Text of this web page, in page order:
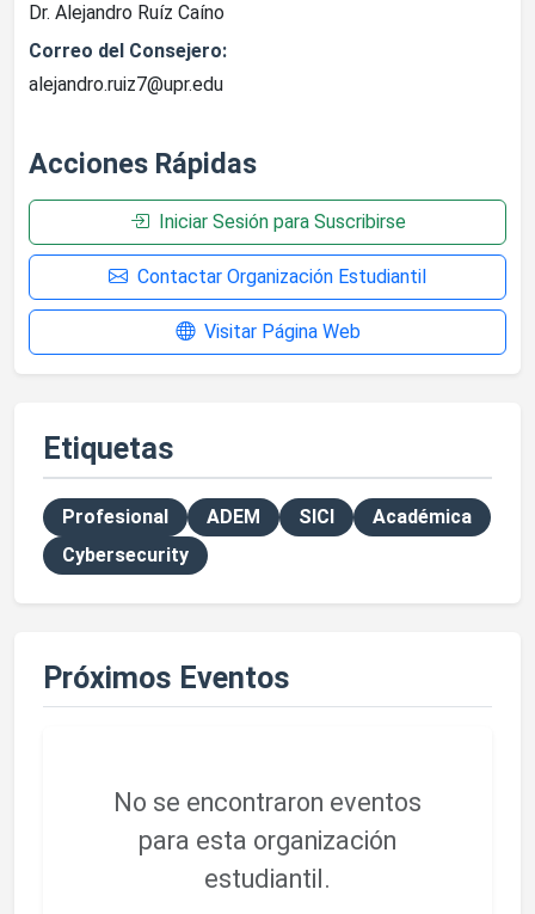
Dr. Alejandro Ruíz Caíno
Correo del Consejero:
alejandro.ruiz7@upr.edu
Acciones Rápidas
Iniciar Sesión para Suscribirse
Contactar Organización Estudiantil
Visitar Página Web
Etiquetas
Profesional ADEM SICI
Académica
Cybersecurity
Próximos Eventos
No se encontraron eventos
para esta organización
estudiantil.